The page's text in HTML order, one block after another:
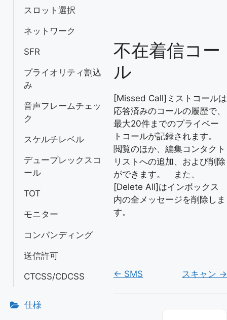
スロット選択
ネットワーク
SFR
プライオリティ割込
み
音声フレームチェッ
ク
スケルチレベル
デュープレックスコ
ール
TOT
モニター
コンパンディング
送信許可
CTCSS/CDCSS
仕様
不在着信コー
ル
[Missed Call]ミストコールは
応答済みのコールの履歴で、
最大20件までのプライベー
トコールが記録されます。
閲覧のほか、編集コンタクト
リストへの追加、および削除
ができます。 また、
[Delete All]はインボックス
内の全メッセージを削除しま
す。
Doc
← SMS スキャン →